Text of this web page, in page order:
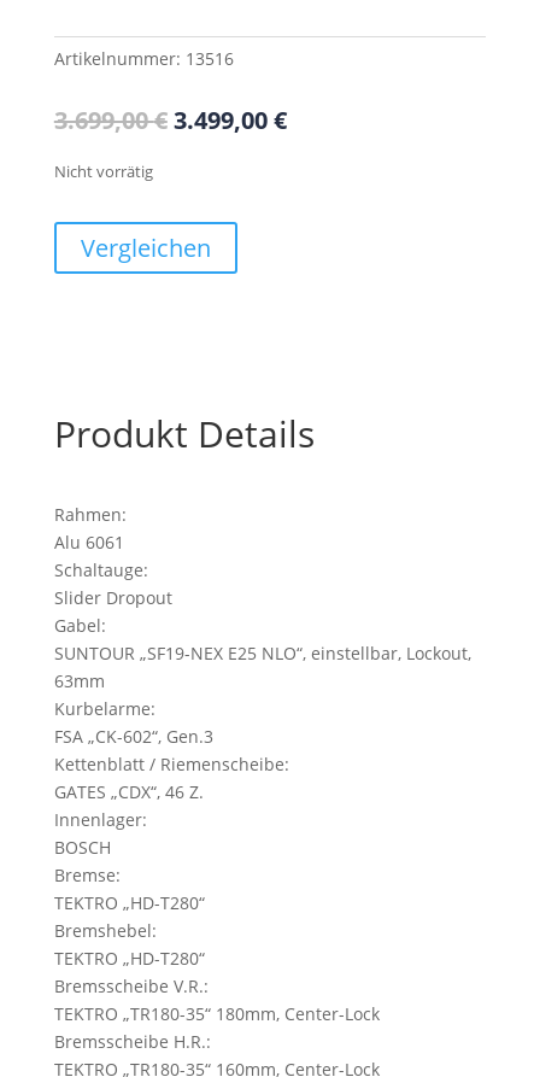
Artikelnummer: 13516
3.699,00€Ursprünglicher
3.499,00€Aktueller
Nicht vorrätig
Vergleichen
Produkt Details
Rahmen:
Alu 6061
Schaltauge:
Slider Dropout
Gabel:
SUNTOUR „SF19-NEX E25 NLO“, einstellbar, Lockout,
63mm
Kurbelarme:
FSA „CK-602“, Gen.3
Kettenblatt / Riemenscheibe:
GATES „CDX“, 46 Z.
Innenlager:
BOSCH
Bremse:
TEKTRO „HD-T280“
Bremshebel:
TEKTRO „HD-T280“
Bremsscheibe V.R.:
TEKTRO „TR180-35“ 180mm, Center-Lock
Bremsscheibe H.R.:
TEKTRO „TR180-35“ 160mm, Center-Lock